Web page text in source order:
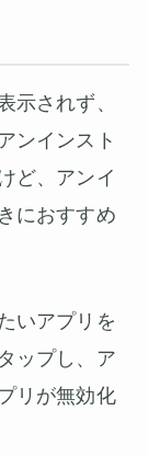
示されず、
ンインスト
ど、アンイ
におすすめ
いアプリを
ップし、ア
リが無効化